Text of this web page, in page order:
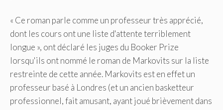
« Ce roman parle comme un professeur très apprécié,
dont les cours ont une liste d'attente terriblement
longue », ont déclaré les juges du Booker Prize
lorsqu'ils ont nommé le roman de Markovits sur la liste
restreinte de cette année. Markovits est en effet un
professeur basé à Londres (et un ancien basketteur
professionnel, fait amusant, ayant joué brièvement dans